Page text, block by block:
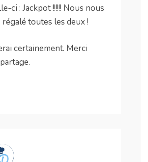
ci : Jackpot !!!!!! Nous nous
régalé toutes les deux !
certainement. Merci